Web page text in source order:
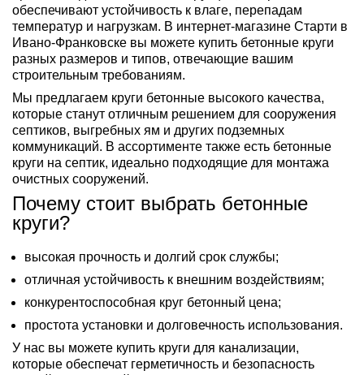
обеспечивают устойчивость к влаге, перепадам
температур и нагрузкам. В интернет-магазине Старти в
Ивано-Франковске вы можете купить бетонные круги
разных размеров и типов, отвечающие вашим
строительным требованиям.
Мы предлагаем круги бетонные высокого качества,
которые станут отличным решением для сооружения
септиков, выгребных ям и других подземных
коммуникаций. В ассортименте также есть бетонные
круги на септик, идеально подходящие для монтажа
очистных сооружений.
Почему стоит выбрать бетонные
круги?
высокая прочность и долгий срок службы;
отличная устойчивость к внешним воздействиям;
конкурентоспособная круг бетонный цена;
простота установки и долговечность использования.
У нас вы можете купить круги для канализации,
которые обеспечат герметичность и безопасность